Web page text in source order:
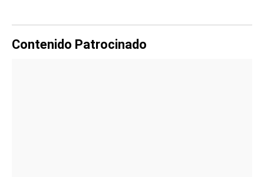
Contenido Patrocinado